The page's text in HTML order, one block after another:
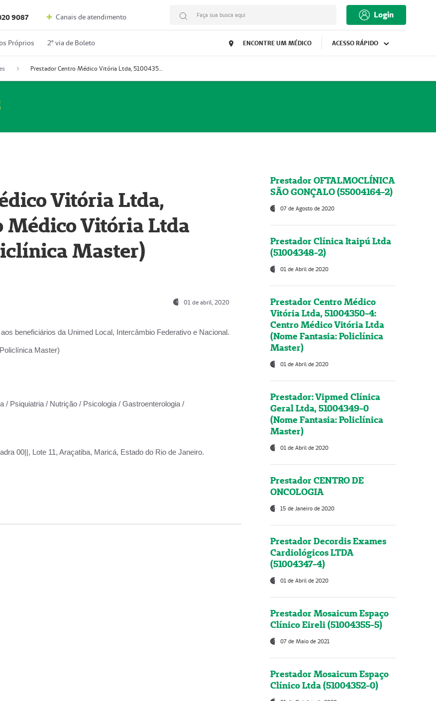
9087 Canais de atendimento Faça sua busca aqui Login
Próprios 2º via de Boleto ENCONTRE UM MÉDICO ACESSO RÁPIDO
Prestador Centro Médico Vitória Ltda, 51004350-4: Centro Médico Vitória Ltda (Nome Fantasia: Policlínica Master)
Vitória Ltda,
Médico Vitória Ltda
Master)
01 de abril, 2020
beneficiários da Unimed Local, Intercâmbio Federativo e Nacional.
Master)
/ Psiquiatria / Nutrição / Psicologia / Gastroenterologia /
00||, Lote 11, Araçatiba, Maricá, Estado do Rio de Janeiro.
Prestador OFTALMOCLÍNICA
SÃO GONÇALO (55004164-2)
07 de Agosto de 2020
Prestador Clínica Itaipú Ltda
(51004348-2)
01 de Abril de 2020
Prestador Centro Médico
Vitória Ltda, 51004350-4:
Centro Médico Vitória Ltda
(Nome Fantasia: Policlínica
Master)
01 de Abril de 2020
Prestador: Vipmed Clínica
Geral Ltda, 51004349-0
(Nome Fantasia: Policlínica
Master)
01 de Abril de 2020
Prestador CENTRO DE
ONCOLOGIA
15 de Janeiro de 2020
Prestador Decordis Exames
Cardiológicos LTDA
(51004347-4)
01 de Abril de 2020
Prestador Mosaicum Espaço
Clínico Eireli (51004355-5)
07 de Maio de 2021
Prestador Mosaicum Espaço
Clínico Ltda (51004352-0)